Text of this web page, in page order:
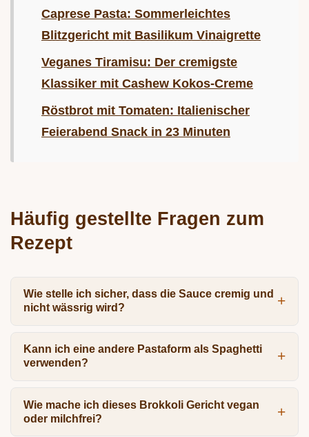
Caprese Pasta: Sommerleichtes
Blitzgericht mit Basilikum Vinaigrette
Veganes Tiramisu: Der cremigste
Klassiker mit Cashew Kokos-Creme
Röstbrot mit Tomaten: Italienischer
Feierabend Snack in 23 Minuten
Häufig gestellte Fragen zum
Rezept
Wie stelle ich sicher, dass die Sauce cremig und
nicht wässrig wird?
Kann ich eine andere Pastaform als Spaghetti
verwenden?
Wie mache ich dieses Brokkoli Gericht vegan
oder milchfrei?